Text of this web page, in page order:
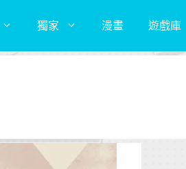
獨家 漫畫 遊戲庫